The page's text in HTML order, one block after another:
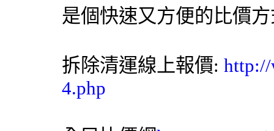
是個快速又方便的比價
拆除清運線上報價: http://
4.php